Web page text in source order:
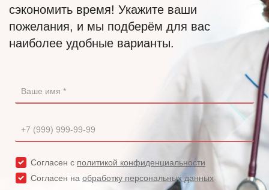
сэкономить время! Укажите ваши
пожелания, и мы подберём для вас
наиболее удобные варианты.